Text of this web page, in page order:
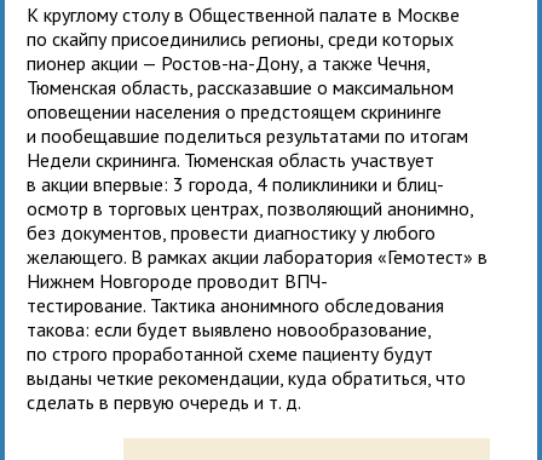
К круглому столу в Общественной палате в Москве
по скайпу присоединились регионы, среди которых
пионер акции — Ростов-на-Дону, а также Чечня,
Тюменская область, рассказавшие о максимальном
оповещении населения о предстоящем скрининге
и пообещавшие поделиться результатами по итогам
Недели скрининга. Тюменская область участвует
в акции впервые: 3 города, 4 поликлиники и блиц-
осмотр в торговых центрах, позволяющий анонимно,
без документов, провести диагностику у любого
желающего. В рамках акции лаборатория«Гемотест» в
Нижнем Новгороде проводит ВПЧ-
тестирование. Тактика анонимного обследования
такова: если будет выявлено новообразование,
по строго проработанной схеме пациенту будут
выданы четкие рекомендации, куда обратиться, что
сделать в первую очередь и т. д.